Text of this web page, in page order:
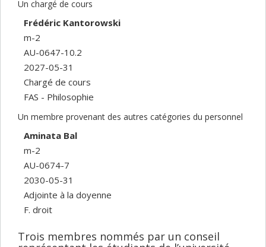
Un chargé de cours
Frédéric Kantorowski
m-2
AU-0647-10.2
2027-05-31
Chargé de cours
FAS - Philosophie
Un membre provenant des autres catégories du personnel
Aminata Bal
m-2
AU-0674-7
2030-05-31
Adjointe à la doyenne
F. droit
Trois membres nommés par un conseil